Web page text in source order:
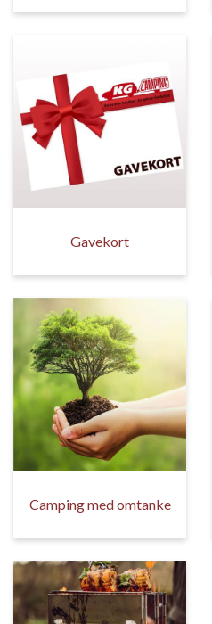
Gavekort
Camping med omtanke